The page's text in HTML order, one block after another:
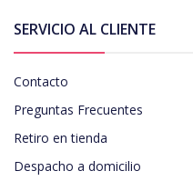
SERVICIO AL CLIENTE
Contacto
Preguntas Frecuentes
Retiro en tienda
Despacho a domicilio